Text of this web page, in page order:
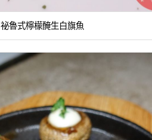
祕魯式檸檬醃生白旗魚